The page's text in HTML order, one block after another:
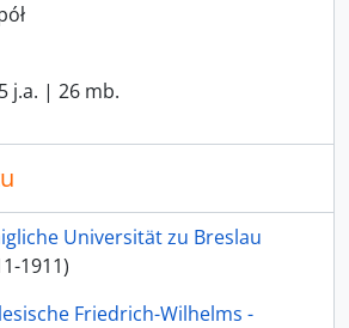
j.a. | 26 mb.
Universität zu Breslau
1911)
Friedrich-Wilhelms -